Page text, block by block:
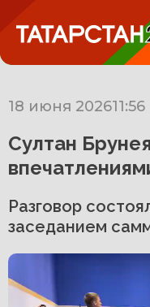
18 июня 202611:56
Султан
Разговор
заседанием